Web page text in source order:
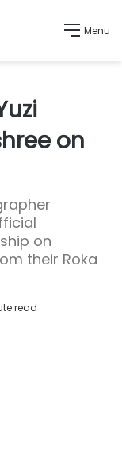
Menu
on
on
their Roka
read